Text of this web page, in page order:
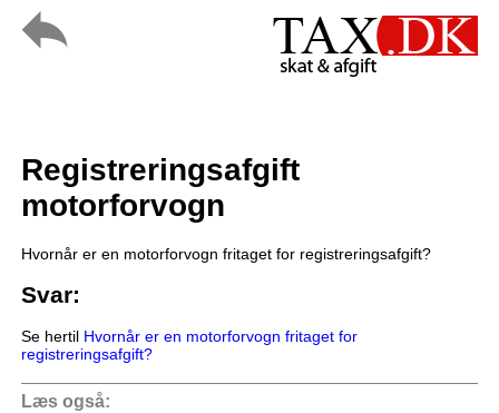
Registreringsafgift
motorforvogn
Hvornår er en motorforvogn fritaget for registreringsafgift?
Svar:
Se hertil Hvornår er en motorforvogn fritaget for
registreringsafgift?
Læs også: